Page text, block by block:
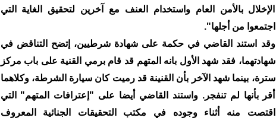
الإخلال بالأمن العام واستخدام العنف مع آخرين لتحقيق الغاية التي
اجتمعوا من أجلها".
وقد استند القاضي في حكمة على شهادة شرطيين، إتضح التناقض في
شهادتهما، فقد شهد الأول بانه المتهم قد قام برمي القنية على باب مركز
سترة، بينما شهد الآخر بأن القنينة قد رميت كان سيارة الشرطة، وكلاهما
أقر بأنها لم تنفجر. واستند القاضي أيضا على "إعترافات المتهم" التي
اقتصت منه أثناء وجوده في مكتب التحقيقات الجنائية المعروف